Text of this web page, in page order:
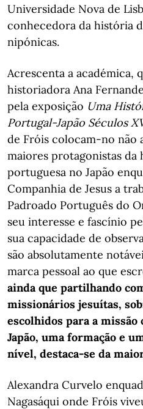
Universidade Nova de
conhecedora da história
nipónicas.
Acrescenta a académica,
historiadora Ana
pela exposição Uma
Portugal-Japão Séculos
de Fróis colocam-no não
maiores protagonistas da
portuguesa no Japão
Companhia de Jesus a
Padroado Português do
seu interesse e fascínio
sua capacidade de
são absolutamente
marca pessoal ao que
ainda que partilhando
missionários jesuítas,
escolhidos para a missão
Japão, uma formação e
nível, destaca-se da
Alexandra Curvelo
Nagasáqui onde Fróis